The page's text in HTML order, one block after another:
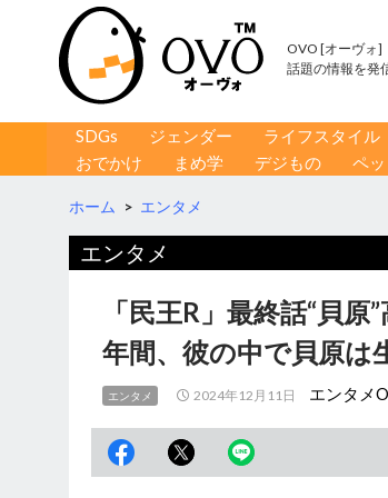
OVO [オーヴォ]
話題の情報を発
コンテンツへ移動
SDGs ジェンダー ライフスタイル
おでかけ
まめ学 デジもの ペッ
ホーム > エンタメ
エンタメ
「民王R」最終話“貝
年間、彼の中で貝原は
エンタメ 2024年12月11日 エンタメ